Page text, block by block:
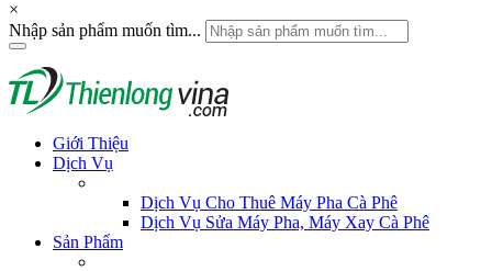
×
Nhập sản phẩm muốn tìm...
Giới Thiệu
Dịch Vụ
Dịch Vụ Cho Thuê Máy Pha Cà Phê
Dịch Vụ Sửa Máy Pha, Máy Xay Cà Phê
Sản Phẩm